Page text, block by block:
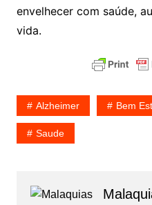
envelhecer com saúde,
vida.
Alzheimer Bem
Saude